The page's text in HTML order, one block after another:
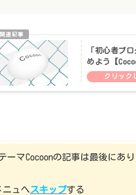
「初心者ブ
めよう【
マCocoonの記事は最後にあ
ニュへスキップする